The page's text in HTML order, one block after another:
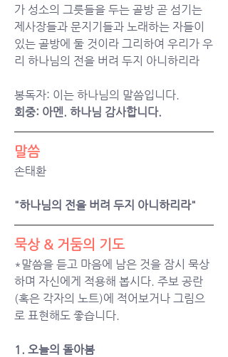
가 성소의 그릇들을 두는 골방 곧 섬기는
제사장들과 문지기들과 노래하는 자들이
있는 골방에 둘 것이라 그리하여 우리가 우
리 하나님의 전을 버려 두지 아니하리라
봉독자: 이는 하나님의 말씀입니다.
회중: 아멘. 하나님 감사합니다.
말씀
손태환
"하나님의 전을 버려 두지 아니하리라"
묵상 & 거둠의 기도
*말씀을 듣고 마음에 남은 것을 잠시 묵상
하며 자신에게 적용해 봅시다. 주보 공란
(혹은 각자의 노트)에 적어보거나 그림으
로 표현해도 좋습니다.
1. 오늘의 돌아봄